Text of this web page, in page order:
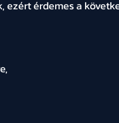
ezért érdemes a